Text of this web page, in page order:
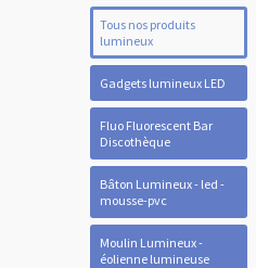
Tous nos produits
lumineux
Gadgets lumineux LED
Fluo Fluorescent Bar
Discothèque
Bâton Lumineux - led -
mousse-pvc
Moulin Lumineux -
éolienne lumineuse